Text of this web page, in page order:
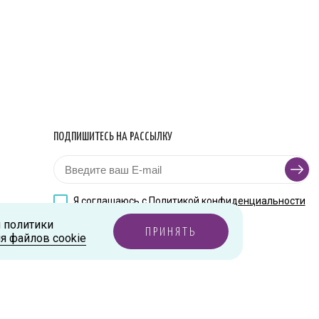
ПОДПИШИТЕСЬ НА РАССЫЛКУ
Я соглашаюсь сПолитикой конфиденциальности
файлов cookie
ПРИНЯТЬ